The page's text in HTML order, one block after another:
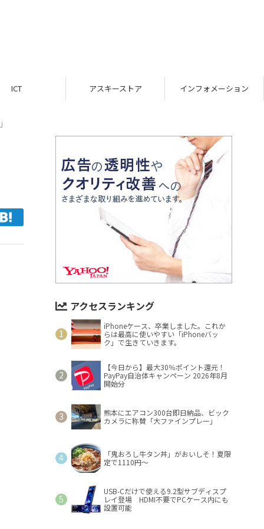
ICT アスキーストア インフォメーション
アクセスランキング
iPhoneケース、卒業しました。これか
らは最高に使いやすい「iPhoneバッ
ク」で生きていきます。
【今日から】最大30％ポイント還元！
PayPay自治体キャンペーン 2026年8月
開始分
熊本にエアコン300台即日納品、ビック
カメラに称賛「大ファインプレー」
「鬼おろし牛タン丼」がおいしそ！夏限
定で1110円～
USB-Cだけで使える9.2型サブディスプ
レイ登場 HDMI不要でPCケース内にも
設置可能